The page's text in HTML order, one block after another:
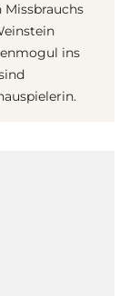
Missbrauchs
ins